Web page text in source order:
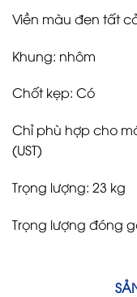
Viền màu đen tất
Khung: nhôm
Chốt kẹp: Có
Chỉ phù hợp cho
(UST)
Trọng lượng: 23 kg
Trọng lượng đóng